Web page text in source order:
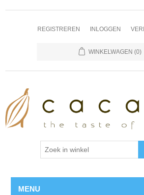
REGISTREREN INLOGGEN
WINKELWAGEN (0)
MENU